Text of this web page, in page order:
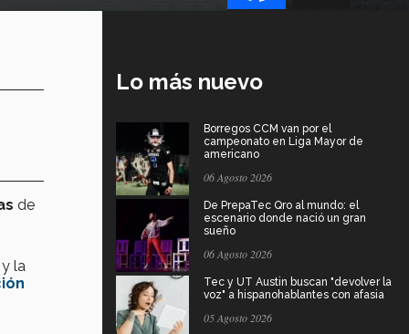
de
la
Lo más nuevo
Borregos CCM van por el
campeonato en Liga Mayor de
americano
06 Agosto 2026
De PrepaTec Qro al mundo: el
escenario donde nació un gran
sueño
06 Agosto 2026
Tec y UT Austin buscan "devolver la
voz" a hispanohablantes con afasia
05 Agosto 2026